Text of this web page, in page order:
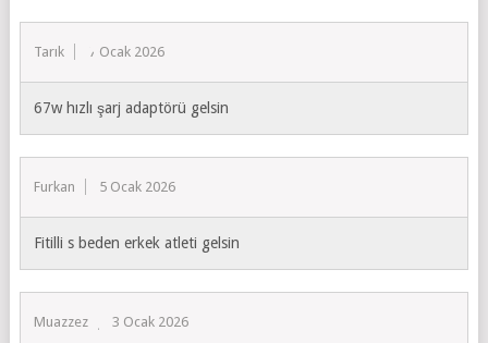
Tarık 7 Ocak 2026
67w hızlı şarj adaptörü gelsin
Furkan 5 Ocak 2026
Fitilli s beden erkek atleti gelsin
Muazzez 3 Ocak 2026